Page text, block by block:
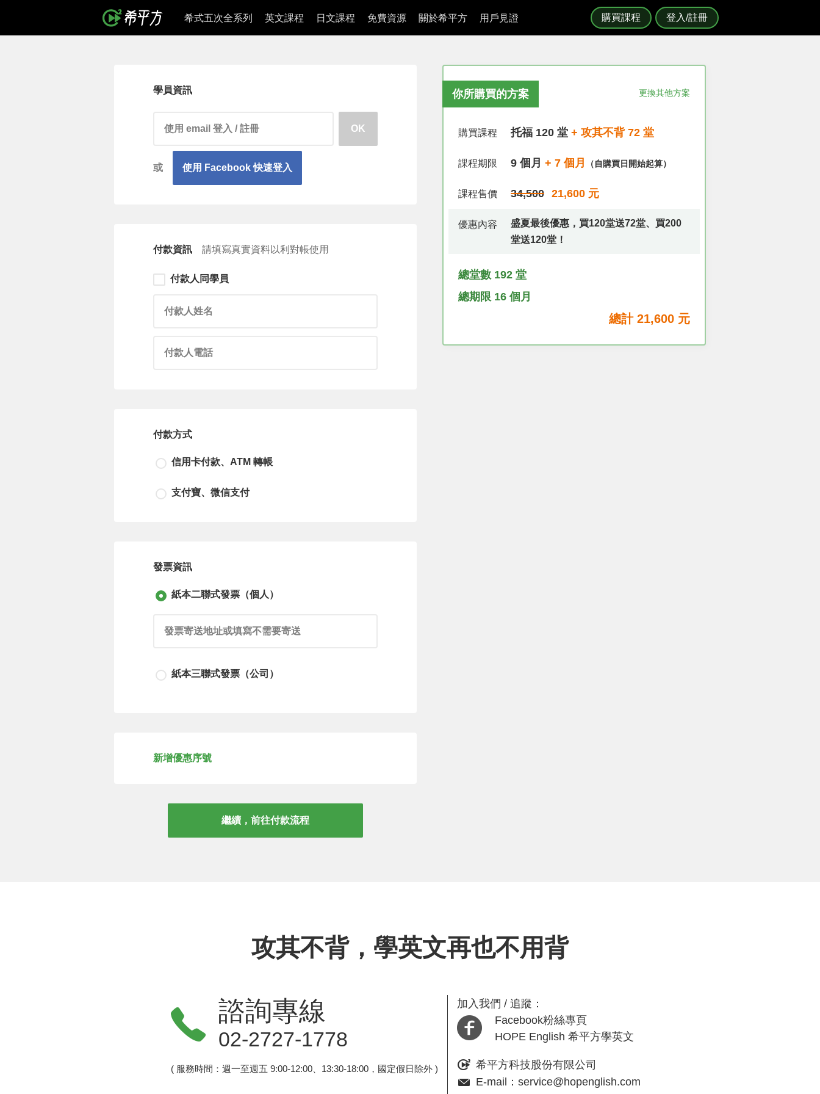
購買課程 登入/註冊
希式五次全系列 英文課程 日文課程 免費資源 關於希平方 用戶見證
學員資訊
請輸入 email 帳號
OK
或 使用 Facebook 快速登入
付款資訊 請填寫真實資料以利對帳使用
付款人同學員
付款方式
信用卡付款、ATM 轉帳
支付寶、微信支付
發票資訊
紙本二聯式發票（個人）
紙本三聯式發票（公司）
新增優惠序號
你所購買的方案 更換其他方案
購買課程 托福 120 堂 + 攻其不背 72 堂
課程期限 9 個月 + 7 個月 （自購買日開始起算）
課程售價 34,500 21,600 元
優惠內容
盛夏最後優惠，買120堂送72堂、買200
堂送120堂！
總堂數 192 堂
總期限 16 個月
總計 21,600 元
繼續，前往付款流程
攻其不背，學英文再也不用背
諮詢專線
02-2727-1778
( 服務時間：週一至週五 9:00-12:00、13:30-18:00，國定假日除外 )
加入我們 / 追蹤：
Facebook粉絲專頁
HOPE English 希平方學英文
希平方科技股份有限公司
E-mail：service@hopenglish.com